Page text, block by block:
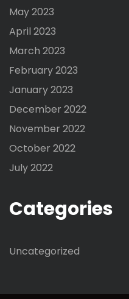
May 2023
April 2023
March 2023
February 2023
January 2023
December 2022
November 2022
October 2022
July 2022
Categories
Uncategorized